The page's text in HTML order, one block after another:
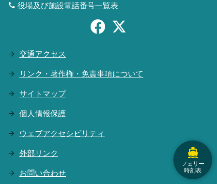
フェリー
時刻表
役場及び施設電話番号一覧表
交通アクセス
リンク・著作権・免責事項について
サイトマップ
個人情報保護
ウェブアクセシビリティ
外部リンク
お問い合わせ